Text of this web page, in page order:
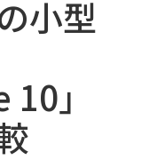
小型
」